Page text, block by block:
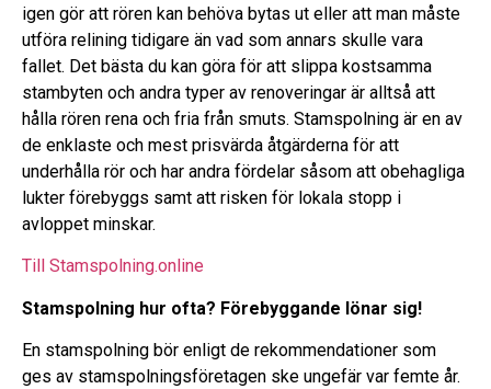
igen gör att rören kan behöva bytas ut eller att man måste
utföra relining tidigare än vad som annars skulle vara
fallet. Det bästa du kan göra för att slippa kostsamma
stambyten och andra typer av renoveringar är alltså att
hålla rören rena och fria från smuts. Stamspolning är en av
de enklaste och mest prisvärda åtgärderna för att
underhålla rör och har andra fördelar såsom att obehagliga
lukter förebyggs samt att risken för lokala stopp i
avloppet minskar.
Till Stamspolning.online
Stamspolning hur ofta? Förebyggande lönar sig!
En stamspolning bör enligt de rekommendationer som
ges av stamspolningsföretagen ske ungefär var femte år.